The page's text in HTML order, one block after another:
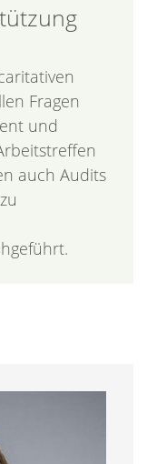
Fragen
und
auch Audits